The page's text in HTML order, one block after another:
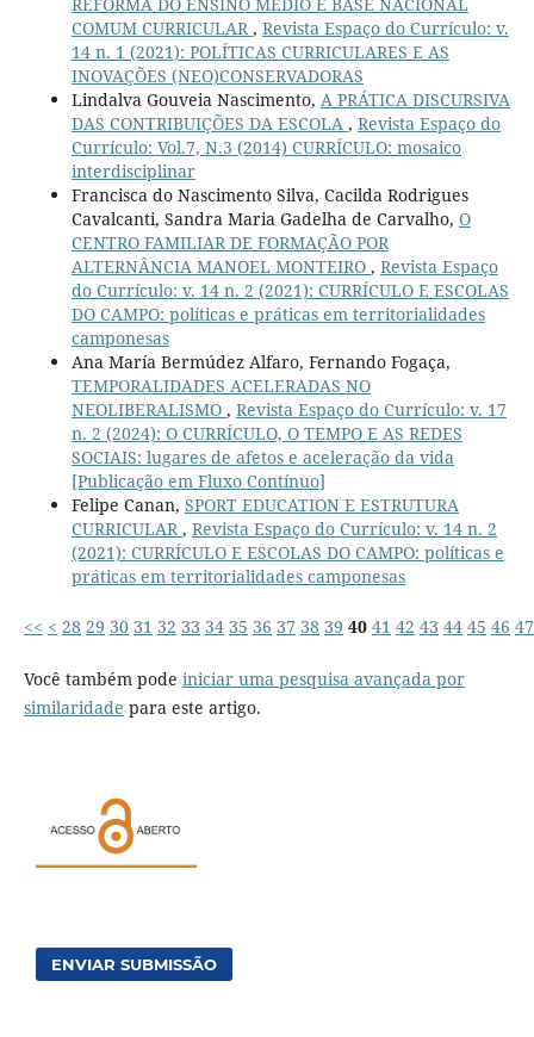
COMUM CURRICULAR , Revista Espaço do Currículo: v.
14 n. 1 (2021): POLÍTICAS CURRICULARES E AS
INOVAÇÕES (NEO)CONSERVADORAS
Lindalva Gouveia Nascimento, A PRÁTICA DISCURSIVA
DAS CONTRIBUIÇÕES DA ESCOLA , Revista Espaço do
Currículo: Vol.7, N.3 (2014) CURRÍCULO: mosaico
interdisciplinar
Francisca do Nascimento Silva, Cacilda Rodrigues
Cavalcanti, Sandra Maria Gadelha de Carvalho, O
CENTRO FAMILIAR DE FORMAÇÃO POR
ALTERNÂNCIA MANOEL MONTEIRO , Revista Espaço
do Currículo: v. 14 n. 2 (2021): CURRÍCULO E ESCOLAS
DO CAMPO: políticas e práticas em territorialidades
camponesas
Ana María Bermúdez Alfaro, Fernando Fogaça,
TEMPORALIDADES ACELERADAS NO
NEOLIBERALISMO , Revista Espaço do Currículo: v. 17
n. 2 (2024): O CURRÍCULO, O TEMPO E AS REDES
SOCIAIS: lugares de afetos e aceleração da vida
[Publicação em Fluxo Contínuo]
Felipe Canan, SPORT EDUCATION E ESTRUTURA
CURRICULAR , Revista Espaço do Currículo: v. 14 n. 2
(2021): CURRÍCULO E ESCOLAS DO CAMPO: políticas e
práticas em territorialidades camponesas
<< < 28 29 30 31 32 33 34 35 36 37 38 39 40 41 42 43 44 45 46 47
Você também pode iniciar uma pesquisa avançada por
similaridade para este artigo.
ENVIAR SUBMISSÃO